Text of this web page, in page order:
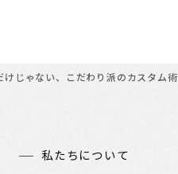
じゃない、こだわり派のカスタム術
私たちについて